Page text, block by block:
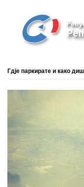
Гдје паркирате и како